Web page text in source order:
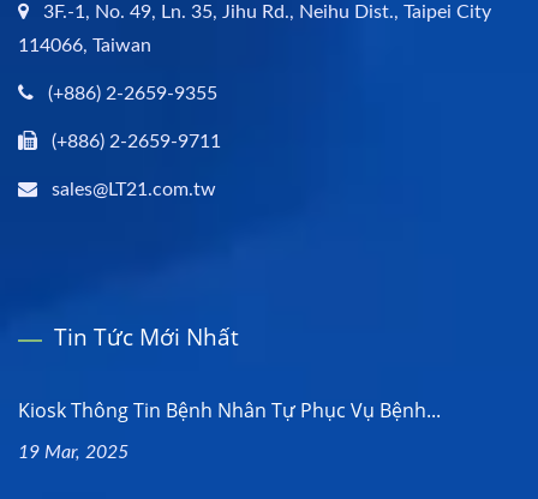
3F.-1, No. 49, Ln. 35, Jihu Rd., Neihu Dist., Taipei City
114066, Taiwan
(+886) 2-2659-9355
(+886) 2-2659-9711
sales@LT21.com.tw
Tin Tức Mới Nhất
Kiosk Thông Tin Bệnh Nhân Tự Phục Vụ Bệnh...
19 Mar, 2025